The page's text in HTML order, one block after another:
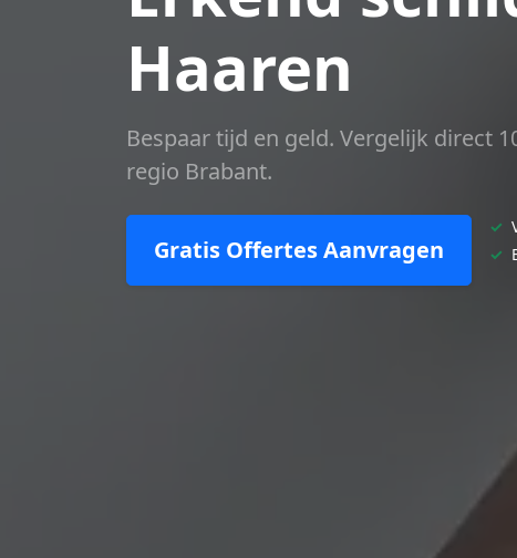
Haaren
Bespaar tijd en geld. Vergelijk direct
regio Brabant.
Gratis Offertes Aanvragen
✓
✓